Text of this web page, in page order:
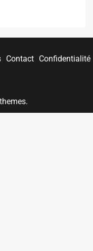
Contact Confidentialité